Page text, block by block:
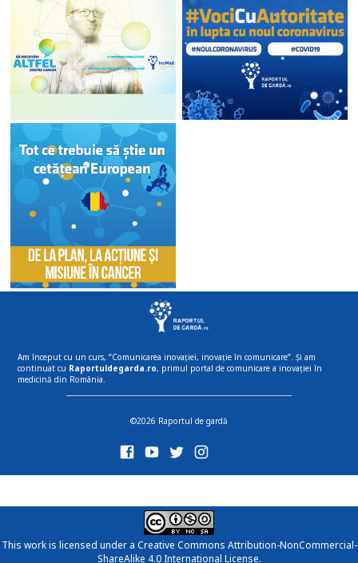
Am început cu un curs, “Comunicarea inovației, inovație în comunicare”. Și am
continuat cu Raportuldegarda.ro, primul portal de comunicare a inovației în
medicină din România.
©2026 Raportul de gardă
This work is licensed under a Creative Commons Attribution-NonCommercial-
ShareAlike 4.0 International License.